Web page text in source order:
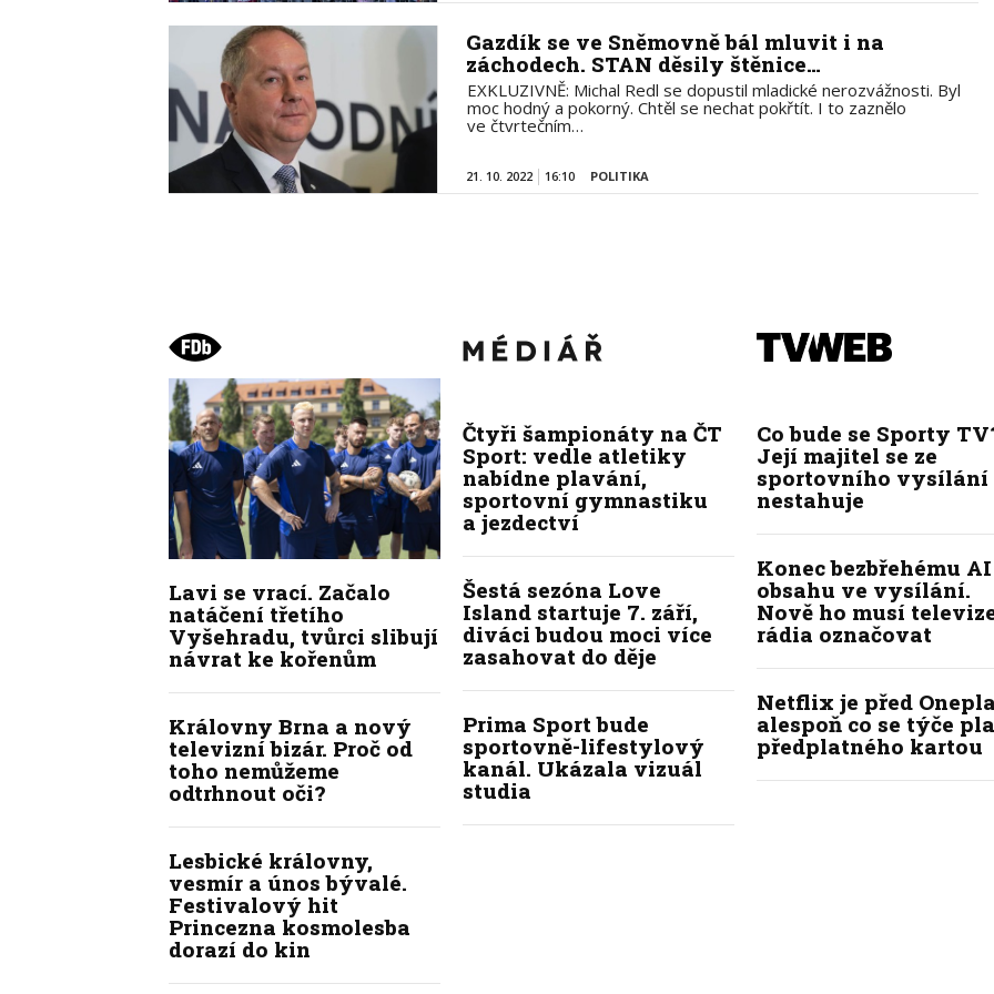
Gazdík se ve Sněmovně bál mluvit i na
záchodech. STAN děsily štěnice…
EXKLUZIVNĚ: Michal Redl se dopustil mladické nerozvážnosti. Byl
moc hodný a pokorný. Chtěl se nechat pokřtít. I to zaznělo
ve čtvrtečním…
21. 10. 2022 16:10 POLITIKA
Lavi se vrací. Začalo
natáčení třetího
Vyšehradu, tvůrci slibují
návrat ke kořenům
Královny Brna a nový
televizní bizár. Proč od
toho nemůžeme
odtrhnout oči?
Lesbické královny,
vesmír a únos bývalé.
Festivalový hit
Princezna kosmolesba
dorazí do kin
Čtyři šampionáty na ČT
Sport: vedle atletiky
nabídne plavání,
sportovní gymnastiku
a jezdectví
Šestá sezóna Love
Island startuje 7. září,
diváci budou moci více
zasahovat do děje
Prima Sport bude
sportovně-lifestylový
kanál. Ukázala vizuál
studia
Co bude se Sporty
Její majitel se ze
sportovního vysílání
nestahuje
Konec bezbřehému AI
obsahu ve vysílání.
Nově ho musí
rádia označovat
Netflix je před
alespoň co se týče
předplatného kartou